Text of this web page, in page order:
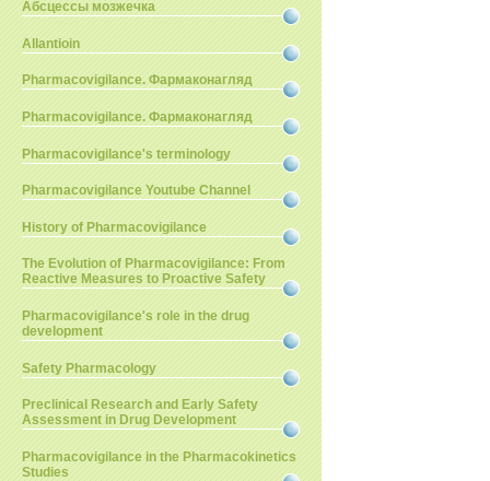
Абсцессы мозжечка
Allantioin
Pharmacovigilance. Фармаконагляд
Pharmacovigilance. Фармаконагляд
Pharmacovigilance's terminology
Pharmacovigilance Youtube Channel
History of Pharmacovigilance
The Evolution of Pharmacovigilance: From
Reactive Measures to Proactive Safety
Pharmacovigilance's role in the drug
development
Safety Pharmacology
Preclinical Research and Early Safety
Assessment in Drug Development
Pharmacovigilance in the Pharmacokinetics
Studies